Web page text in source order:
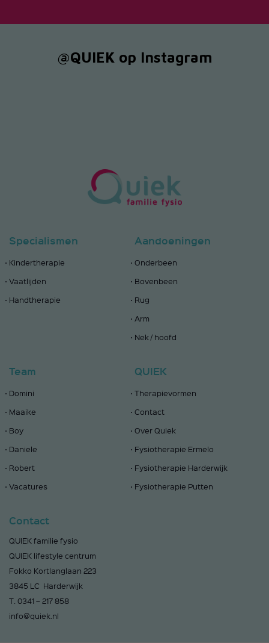
@QUIEK op Instagram
Specialismen
Kindertherapie
Vaatlijden
Handtherapie
Aandoeningen
Onderbeen
Bovenbeen
Rug
Arm
Nek / hoofd
Team
Domini
Maaike
Boy
Daniele
Robert
Vacatures
QUIEK
Therapievormen
Contact
Over Quiek
Fysiotherapie Ermelo
Fysiotherapie Harderwijk
Fysiotherapie Putten
Contact
QUIEK familie fysio
QUIEK lifestyle centrum
Fokko Kortlanglaan 223
3845 LC Harderwijk
T. 0341 – 217 858
info@quiek.nl